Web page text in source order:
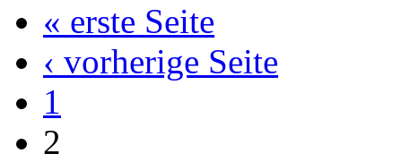
« erste Seite
‹ vorherige Seite
1
2